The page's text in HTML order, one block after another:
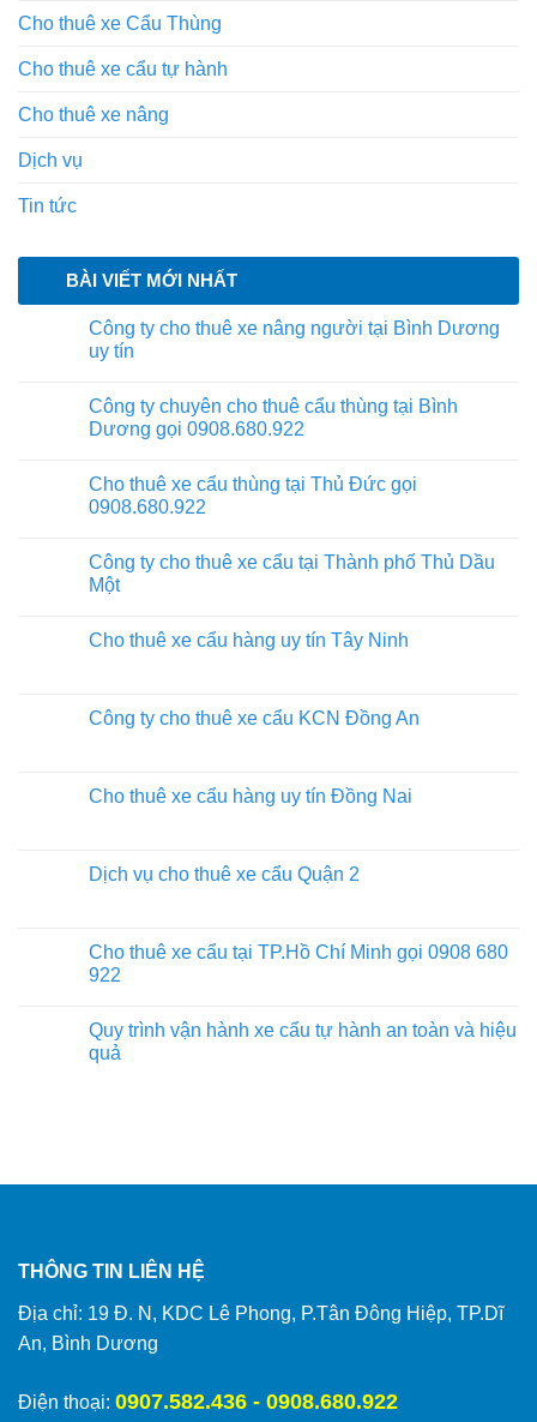
Cho thuê xe Cẩu Thùng
Cho thuê xe cẩu tự hành
Cho thuê xe nâng
Dịch vụ
Tin tức
BÀI VIẾT MỚI NHẤT
Công ty cho thuê xe nâng người tại Bình Dương
uy tín
Công ty chuyên cho thuê cẩu thùng tại Bình
Dương gọi 0908.680.922
Cho thuê xe cẩu thùng tại Thủ Đức gọi
0908.680.922
Công ty cho thuê xe cẩu tại Thành phố Thủ Dầu
Một
Cho thuê xe cẩu hàng uy tín Tây Ninh
Công ty cho thuê xe cẩu KCN Đồng An
Cho thuê xe cẩu hàng uy tín Đồng Nai
Dịch vụ cho thuê xe cẩu Quận 2
Cho thuê xe cẩu tại TP.Hồ Chí Minh gọi 0908 680
922
Quy trình vận hành xe cẩu tự hành an toàn và hiệu
quả
THÔNG TIN LIÊN HỆ
Địa chỉ: 19 Đ. N, KDC Lê Phong, P.Tân Đông Hiệp, TP.Dĩ
An, Bình Dương
Điện thoại: 0907.582.436 - 0908.680.922